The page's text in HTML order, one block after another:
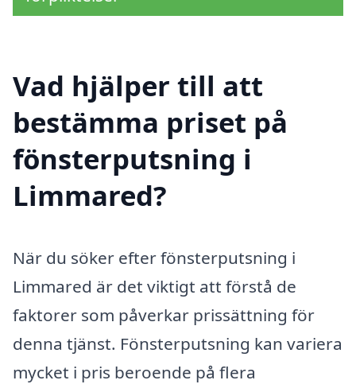
Vad hjälper till att
bestämma priset på
fönsterputsning i
Limmared?
När du söker efter fönsterputsning i
Limmared är det viktigt att förstå de
faktorer som påverkar prissättning för
denna tjänst. Fönsterputsning kan variera
mycket i pris beroende på flera